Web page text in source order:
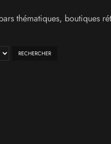
thématiques, boutiques
RECHERCHER